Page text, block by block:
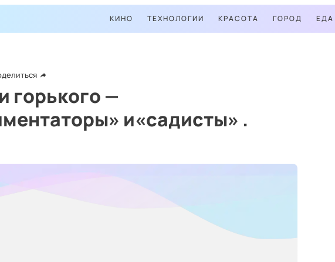
КИНО ТЕХНОЛОГИИ КРАСОТА ГОРОД ЕДА
горького —
и«садисты» .